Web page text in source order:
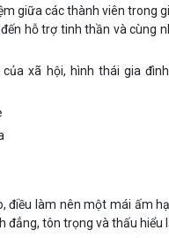
giữa các thành viên trong
hỗ trợ tinh thần và cùng
xã hội, hình thái gia
điều làm nên một mái ấm
đẳng, tôn trọng và thấu hiểu